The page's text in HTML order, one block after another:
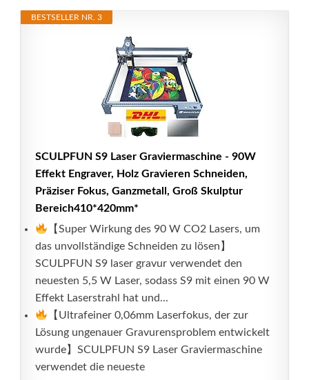
BESTSELLER NR. 3
SCULPFUN S9 Laser Graviermaschine - 90W
Effekt Engraver, Holz Gravieren Schneiden,
Präziser Fokus, Ganzmetall, Groß Skulptur
Bereich410*420mm*
【Super Wirkung des 90 W CO2 Lasers, um
das unvollständige Schneiden zu lösen】
SCULPFUN S9 laser gravur verwendet den
neuesten 5,5 W Laser, sodass S9 mit einen 90 W
Effekt Laserstrahl hat und...
【Ultrafeiner 0,06mm Laserfokus, der zur
Lösung ungenauer Gravurensproblem entwickelt
wurde】SCULPFUN S9 Laser Graviermaschine
verwendet die neueste